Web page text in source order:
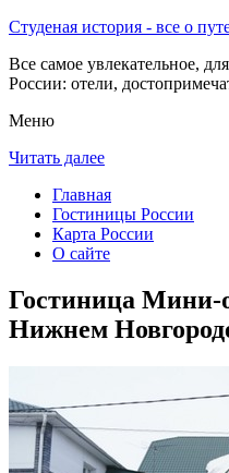
Студеная история - все о
Все самое увлекательное,
России: отели,
Меню
Читать далее
Главная
Гостиницы России
Карта России
О сайте
Гостиница Мини-
Нижнем